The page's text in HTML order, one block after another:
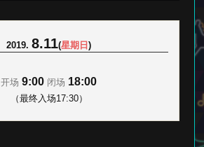
2019. 8.11(星期日 )
开场 9:00 闭场 18:00
（最终入场17:30）